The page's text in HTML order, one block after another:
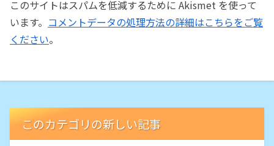
このサイトはスパムを低減するために Akismet を使って
います。 コメントデータの処理方法の詳細はこちらをご覧
ください。
このカテゴリの新しい記事
FUSIONの2枚刃バージョン「Gillette